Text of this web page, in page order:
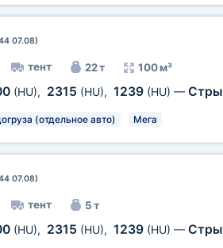
07.08)
тент 22 т 100 м³
(HU), 2315 (HU), 1239 (HU) —
(отдельное авто) Мега
07.08)
тент 5 т
(HU), 2315 (HU), 1239 (HU) —